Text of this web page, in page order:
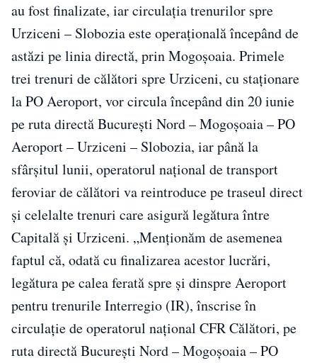
au fost finalizate, iar circulaţia trenurilor spre
Urziceni – Slobozia este operaţională începând de
astăzi pe linia directă, prin Mogoşoaia. Primele
trei trenuri de călători spre Urziceni, cu staţionare
la PO Aeroport, vor circula începând din 20 iunie
pe ruta directă Bucureşti Nord – Mogoşoaia – PO
Aeroport – Urziceni – Slobozia, iar până la
sfârşitul lunii, operatorul naţional de transport
feroviar de călători va reintroduce pe traseul direct
şi celelalte trenuri care asigură legătura între
Capitală şi Urziceni. „Menţionăm de asemenea
faptul că, odată cu finalizarea acestor lucrări,
legătura pe calea ferată spre şi dinspre Aeroport
pentru trenurile Interregio (IR), înscrise în
circulaţie de operatorul naţional CFR Călători, pe
ruta directă Bucureşti Nord – Mogoşoaia – PO